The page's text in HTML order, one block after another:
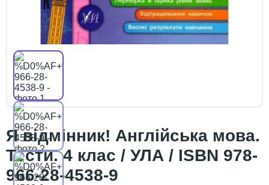
Я відмінник! Англійська мова.
Тести. 4 клас / УЛА / ISBN 978-
966-28-4538-9